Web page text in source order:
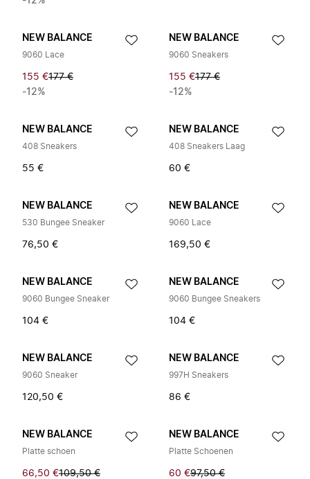
NEW BALANCE
9060 Lace
155 €177 €
-12%
NEW BALANCE
9060 Sneakers
155 €177 €
-12%
NEW BALANCE
408 Sneakers
55 €
NEW BALANCE
408 Sneakers Laag
60 €
NEW BALANCE
530 Bungee Sneaker
76,50 €
NEW BALANCE
9060 Lace
169,50 €
NEW BALANCE
9060 Bungee Sneaker
104 €
NEW BALANCE
9060 Bungee Sneakers
104 €
NEW BALANCE
9060 Sneaker
120,50 €
NEW BALANCE
997H Sneakers
86 €
NEW BALANCE
Platte schoen
66,50 €109,50 €
NEW BALANCE
Platte Schoenen
60 €97,50 €